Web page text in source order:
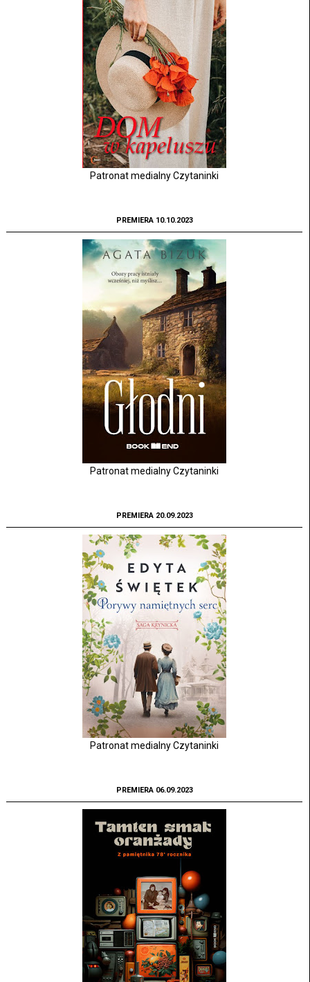
Patronat medialny Czytaninki
PREMIERA 10.10.2023
Patronat medialny Czytaninki
PREMIERA 20.09.2023
Patronat medialny Czytaninki
PREMIERA 06.09.2023